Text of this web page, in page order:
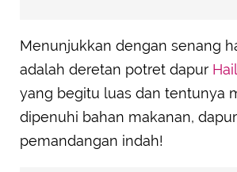
Menunjukkan dengan senang
adalah deretan potret dapur
yang begitu luas dan tentunya
dipenuhi bahan makanan,
pemandangan indah!